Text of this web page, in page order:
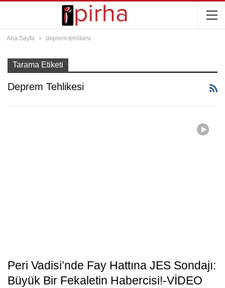
Ana Sayfa deprem tehlikesi
Tarama Etiketi
Deprem Tehlikesi
Peri Vadisi’nde Fay Hattına JES Sondajı:
Büyük Bir Fekaletin Habercisi!-VİDEO